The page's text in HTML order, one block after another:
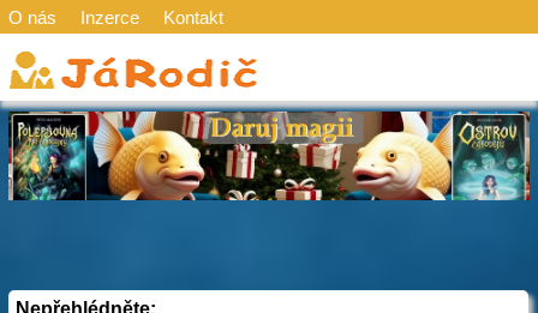
O nás Inzerce Kontakt
Nepřehlédněte: